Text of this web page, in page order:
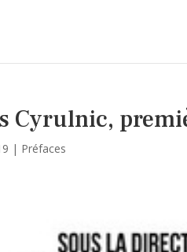
Cyrulnic,
| Préfaces